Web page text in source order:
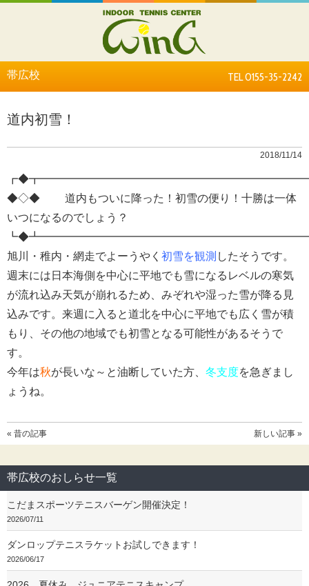
帯広校 TEL 0155-35-2242
道内初雪！
2018/11/14
◆◇◆ 道内もついに降った！初雪の便り！十勝は一体
いつになるのでしょう？
旭川・稚内・網走でよーうやく 初雪を観測 したそうです。
週末には日本海側を中心に平地でも雪になるレベルの寒気
が流れ込み天気が崩れるため、みぞれや湿った雪が降る見
込みです。来週に入ると道北を中心に平地でも広く雪が積
もり、その他の地域でも初雪となる可能性があるそうで
す。
今年は秋が長いな～と油断していた方、 冬支度を急ぎまし
ょうね。
« 昔の記事 新しい記事 »
帯広校のおしらせ一覧
こだまスポーツテニスバーゲン開催決定！
2026/07/11
ダンロップテニスラケットお試しできます！
2026/06/17